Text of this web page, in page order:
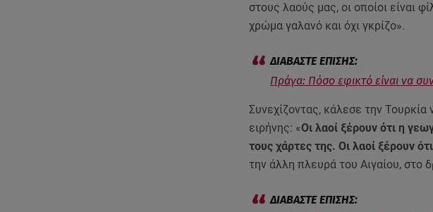
στους λαούς μας, οι οποίοι είναι
χρώμα γαλανό και όχι γκρίζο».
Πράγα: Πόσο εφικτό είναι να
Συνεχίζοντας, κάλεσε την
ειρήνης: «Οι λαοί ξέρουν ότι η
τους χάρτες της. Οι λαοί ξέρουν
την άλλη πλευρά του Αιγαίου, στο